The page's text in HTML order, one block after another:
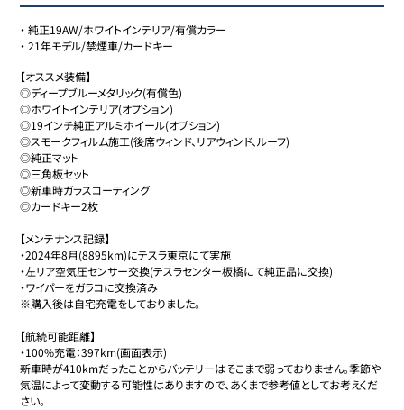
・純正19AW/ホワイトインテリア/有償カラー
・21年モデル/禁煙車/カードキー
【オススメ装備】
◎ディープブルーメタリック(有償色)
◎ホワイトインテリア(オプション)
◎19インチ純正アルミホイール(オプション)
◎スモークフィルム施工(後席ウィンド、リアウィンド、ルーフ)
◎純正マット
◎三角板セット
◎新車時ガラスコーティング
◎カードキー2枚
【メンテナンス記録】
・2024年8月(8895km)にテスラ東京にて実施
・左リア空気圧センサー交換(テスラセンター板橋にて純正品に交換)
・ワイパーをガラコに交換済み
※購入後は自宅充電をしておりました。
【航続可能距離】
・100%充電：397km(画面表示)
新車時が410kmだったことからバッテリーはそこまで弱っておりません。季節や
気温によって変動する可能性はありますので、あくまで参考値としてお考えくだ
さい。